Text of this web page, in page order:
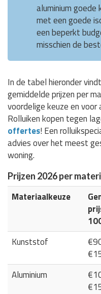
aluminium goede
met een goede
een beperkt
misschien de
In de tabel hieronder
gemiddelde prijzen per
voordelige keuze en
Rolluiken kopen tegen
offertes! Een
advies over het meest
woning.
Prijzen 2026 per
Materiaalkeuze
Kunststof
Aluminium